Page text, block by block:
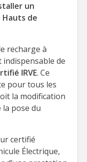
un
Hauts de
recharge à
de
IRVE. Ce
pour tous les
la modification
pose du
certifié
Électrique,